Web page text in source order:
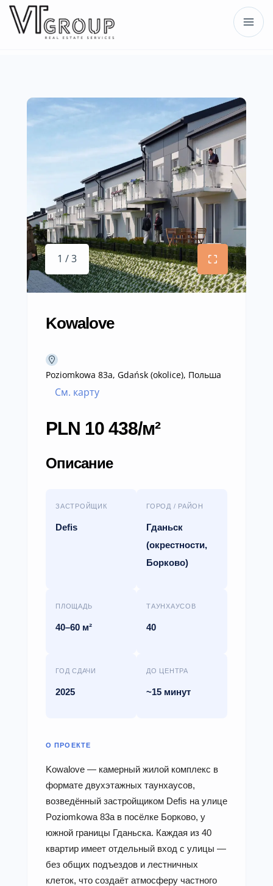
1 / 3
Kowalove
Poziomkowa 83a, Gdańsk (okolice), Польша
См. карту
PLN 10 438/м²
Описание
ЗАСТРОЙЩИК
Defis
ГОРОД / РАЙОН
Гданьск
(окрестности,
Борково)
ПЛОЩАДЬ
40–60 м²
ТАУНХАУСОВ
40
ГОД СДАЧИ
2025
ДО ЦЕНТРА
~15 минут
О ПРОЕКТЕ
Kowalove — камерный жилой комплекс в
формате двухэтажных таунхаусов,
возведённый застройщиком Defis на улице
Poziomkowa 83a в посёлке Борково, у
южной границы Гданьска. Каждая из 40
квартир имеет отдельный вход с улицы —
без общих подъездов и лестничных
клеток, что создаёт атмосферу частного